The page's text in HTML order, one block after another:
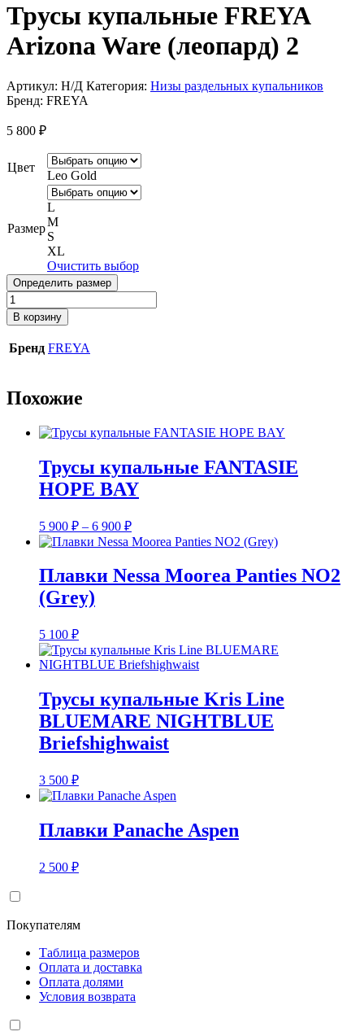
Трусы купальные FREYA
Arizona Ware (леопард) 2
Артикул: Н/Д Категория: Низы раздельных купальников
Бренд: FREYA
5 800 ₽
Цвет
Leo Gold
Размер
L
M
S
XL
Очистить выбор
Определить размер
Количество
товара
Трусы
купальные
FREYA
(леопард)
В корзину
Бренд FREYA
Похожие
Трусы купальные FANTASIE
HOPE BAY
5 900 ₽ – 6 900 ₽Диапазон
цен:
5
–
Плавки Nessa Moorea Panties NO2
(Grey)
5 100 ₽
Трусы купальные Kris Line
BLUEMARE NIGHTBLUE
Briefshighwaist
3 500 ₽
Плавки Panache Aspen
2 500 ₽
Покупателям
Таблица размеров
Оплата и доставка
Оплата долями
Условия возврата